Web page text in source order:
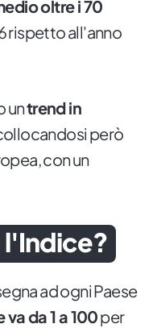
oltre i 70
rispetto all'anno
untrend in
però
con un
l'Indice?
ad ogni Paese
da 1 a 100per